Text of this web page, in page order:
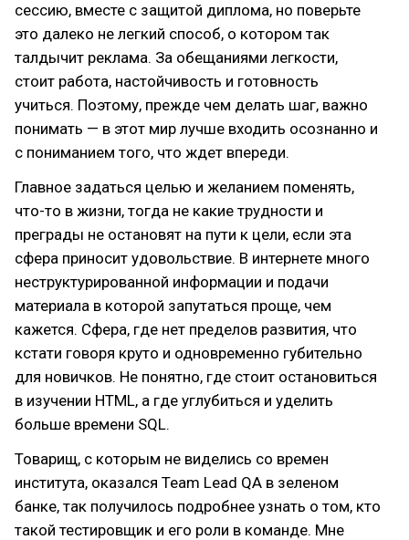
сессию, вместе с защитой диплома, но поверьте
это далеко не легкий способ, о котором так
талдычит реклама. За обещаниями легкости,
стоит работа, настойчивость и готовность
учиться. Поэтому, прежде чем делать шаг, важно
понимать — в этот мир лучше входить осознанно и
с пониманием того, что ждет впереди.
Главное задаться целью и желанием поменять,
что-то в жизни, тогда не какие трудности и
преграды не остановят на пути к цели, если эта
сфера приносит удовольствие. В интернете много
неструктурированной информации и подачи
материала в которой запутаться проще, чем
кажется. Сфера, где нет пределов развития, что
кстати говоря круто и одновременно губительно
для новичков. Не понятно, где стоит остановиться
в изучении HTML, а где углубиться и уделить
больше времени SQL.
Товарищ, с которым не виделись со времен
института, оказался Team Lead QA в зеленом
банке, так получилось подробнее узнать о том, кто
такой тестировщик и его роли в команде. Мне